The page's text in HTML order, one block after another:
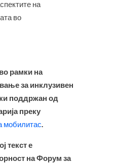
на
во
рамки на
за инклузивен
поддржан од
преку
мобилитас.
текст е
на Форум за